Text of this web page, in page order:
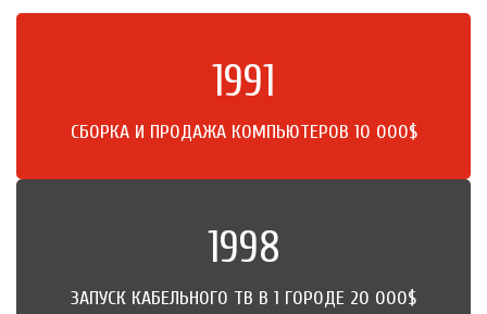
1991
СБОРКА И ПРОДАЖА КОМПЬЮТЕРОВ 10 000$
1998
ЗАПУСК КАБЕЛЬНОГО ТВ В 1 ГОРОДЕ 20 000$